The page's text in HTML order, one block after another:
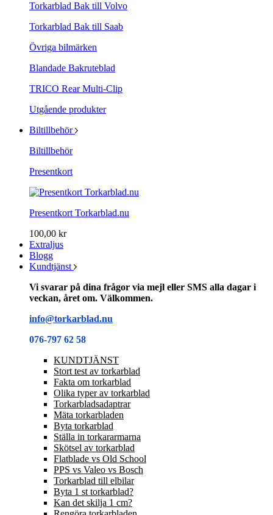
Torkarblad Bak till Volvo
Torkarblad Bak till Saab
Övriga bilmärken
Blandade Bakruteblad
TRICO Rear Multi-Clip
Utgående produkter
Biltillbehör
Biltillbehör
Presentkort
Presentkort Torkarblad.nu
100,00 kr
Extraljus
Blogg
Kundtjänst
Vi svarar på dina frågor via mejl eller SMS alla dagar i
veckan, året om. Välkommen.
info@torkarblad.nu
076-797 62 58
KUNDTJÄNST
Stort test av torkarblad
Fakta om torkarblad
Olika typer av torkarblad
Torkarbladsadaptrar
Mäta torkarbladen
Byta torkarblad
Ställa in torkararmarna
Skötsel av torkarblad
Flatblade vs Old School
PPS vs Valeo vs Bosch
Torkarblad till elbilar
Byta 1 st torkarblad?
Kan det skilja 1 cm?